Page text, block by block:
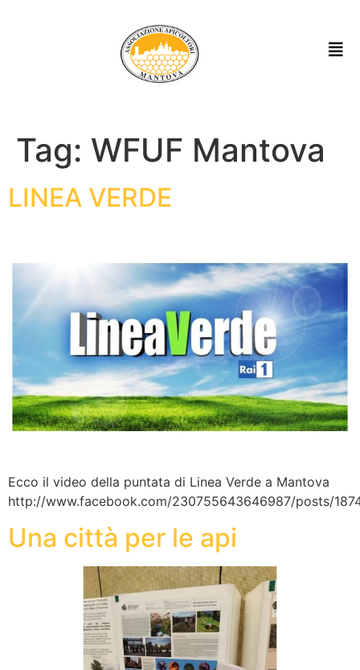
Tag: WFUF Mantova
LINEA VERDE
Ecco il video della puntata di Linea Verde a Mantova
http://www.facebook.com/230755643646987/posts/
Una città per le api